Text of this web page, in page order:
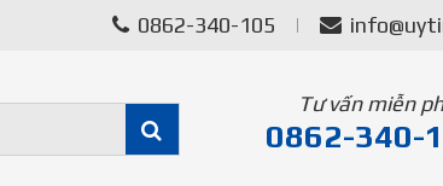
0862-340-105
Tư vấn miễn
0862-340-